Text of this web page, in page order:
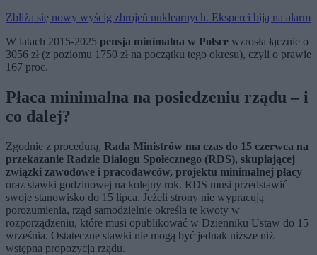
Zbliża się nowy wyścig zbrojeń nuklearnych. Eksperci biją na alarm
W latach 2015-2025 pensja minimalna w Polsce wzrosła łącznie o
3056 zł (z poziomu 1750 zł na początku tego okresu), czyli o prawie
167 proc.
Płaca minimalna na posiedzeniu rządu – i
co dalej?
Zgodnie z procedurą, Rada Ministrów ma czas do 15 czerwca na
przekazanie Radzie Dialogu Społecznego (RDS), skupiającej
związki zawodowe i pracodawców, projektu minimalnej płacy
oraz stawki godzinowej na kolejny rok. RDS musi przedstawić
swoje stanowisko do 15 lipca. Jeżeli strony nie wypracują
porozumienia, rząd samodzielnie określa te kwoty w
rozporządzeniu, które musi opublikować w Dzienniku Ustaw do 15
września. Ostateczne stawki nie mogą być jednak niższe niż
wstępna propozycja rządu.